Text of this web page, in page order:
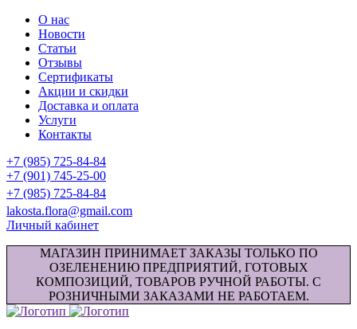
О нас
Новости
Статьи
Отзывы
Сертификаты
Акции и скидки
Доставка и оплата
Услуги
Контакты
+7 (985) 725-84-84
+7 (901) 745-25-00
+7 (985) 725-84-84
lakosta.flora@gmail.com
Личный кабинет
МАГАЗИН ПРИНИМАЕТ ЗАКАЗЫ ТОЛЬКО ПО
ОЗЕЛЕНЕНИЮ ПРЕДПРИЯТИЙ, ГОТОВЫХ
КОМПОЗИЦИЙ, ТОВАРОВ РУЧНОЙ РАБОТЫ. С
РОЗНИЧНЫМИ ЗАКАЗАМИ НЕ РАБОТАЕМ.